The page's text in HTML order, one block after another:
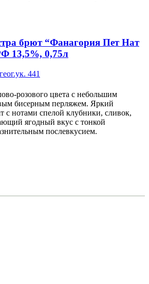
брют “Фанагория Пет Нат
13,5%, 0,75л
441
розового цвета с небольшим
бисерным перляжем. Яркий
с нотами спелой клубники, сливок,
ягодный вкус с тонкой
послевкусием.